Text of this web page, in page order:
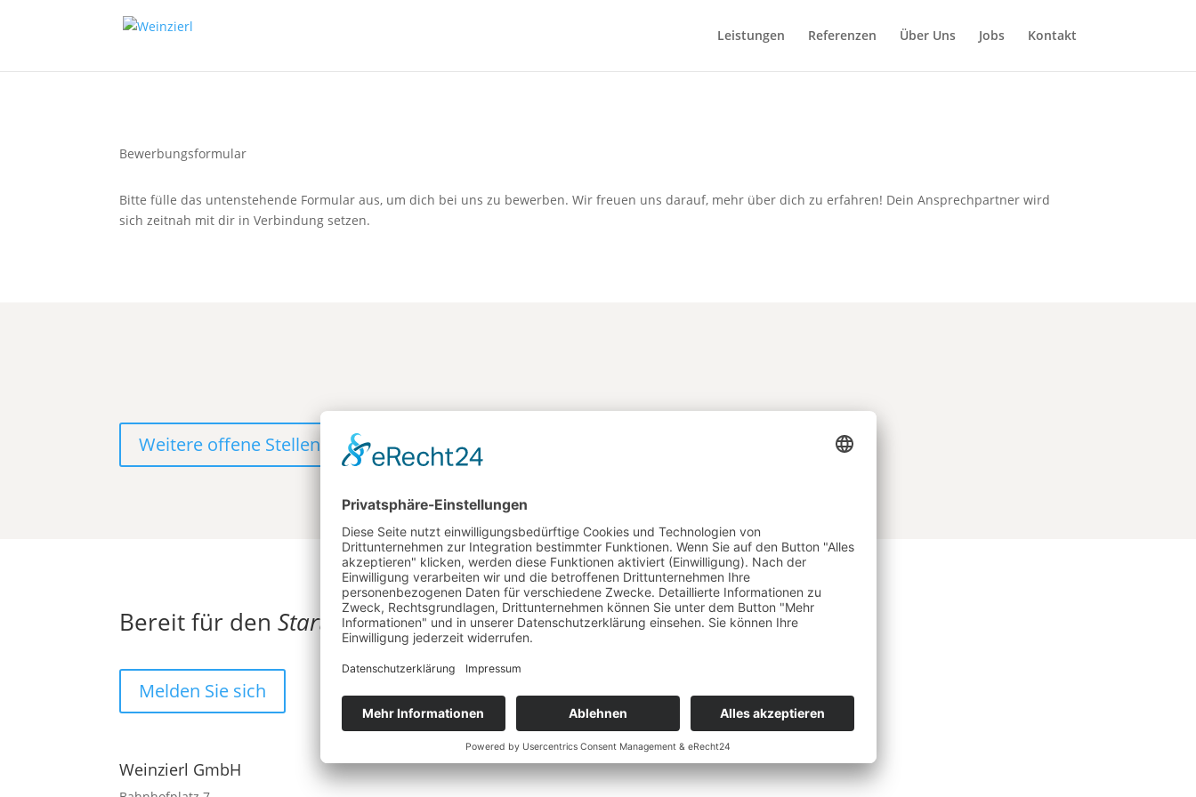
Leistungen Referenzen Über Uns Jobs Kontakt
Bewerbungsformular
Bitte fülle das untenstehende Formular aus, um dich bei uns zu bewerben. Wir freuen uns darauf, mehr über dich zu erfahren! Dein Ansprechpartner wird
sich zeitnah mit dir in Verbindung setzen.
Weitere offene Stellen
Bereit für denStart
Melden Sie sich
Weinzierl GmbH